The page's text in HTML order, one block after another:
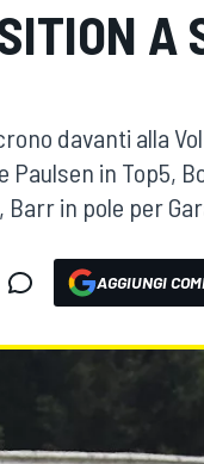
A
davanti alla
Paulsen in Top5,
in pole per
AGGIUNGI